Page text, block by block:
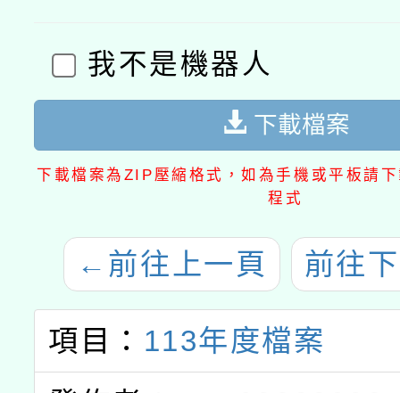
我不是機器人
下載檔案
下載檔案為ZIP壓縮格式，如為手機或平板請
程式
← 前往上一頁 前往
項目： 113年度檔案